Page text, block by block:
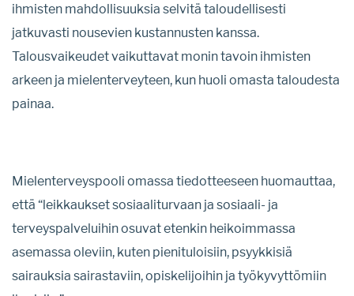
ihmisten mahdollisuuksia selvitä taloudellisesti
jatkuvasti nousevien kustannusten kanssa.
Talousvaikeudet vaikuttavat monin tavoin ihmisten
arkeen ja mielenterveyteen, kun huoli omasta taloudesta
painaa.
Mielenterveyspooli omassa tiedotteeseen huomauttaa,
että “leikkaukset sosiaaliturvaan ja sosiaali- ja
terveyspalveluihin osuvat etenkin heikoimmassa
asemassa oleviin, kuten pienituloisiin, psyykkisiä
sairauksia sairastaviin, opiskelijoihin ja työkyvyttömiin